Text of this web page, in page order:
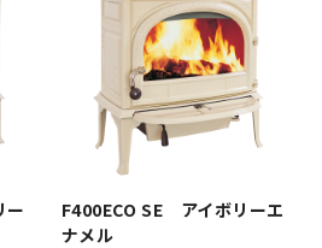
F400ECO SE アイボリーエ
ナメル